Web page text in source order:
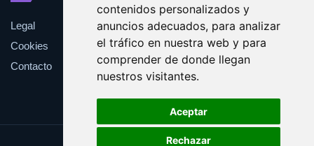
contenidos personalizados y
anuncios adecuados, para analizar
el tráfico en nuestra web y para
comprender de donde llegan
nuestros visitantes.
Aceptar
Rechazar
Legal
Cookies
Contacto